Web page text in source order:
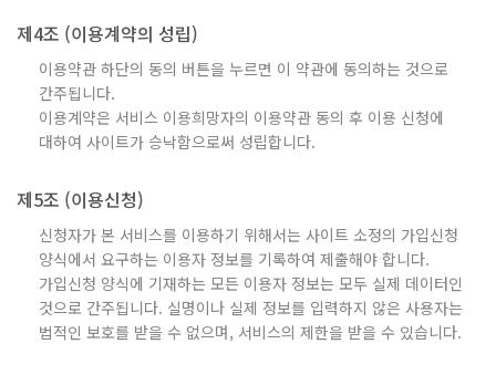
제4조 (이용계약의 성립)
이용약관 하단의 동의 버튼을 누르면 이 약관에 동의하는 것으로
간주됩니다.
이용계약은 서비스 이용희망자의 이용약관 동의 후 이용 신청에
대하여 사이트가 승낙함으로써 성립합니다.
제5조 (이용신청)
신청자가 본 서비스를 이용하기 위해서는 사이트 소정의 가입신청
양식에서 요구하는 이용자 정보를 기록하여 제출해야 합니다.
가입신청 양식에 기재하는 모든 이용자 정보는 모두 실제 데이터인
것으로 간주됩니다. 실명이나 실제 정보를 입력하지 않은 사용자는
법적인 보호를 받을 수 없으며, 서비스의 제한을 받을 수 있습니다.